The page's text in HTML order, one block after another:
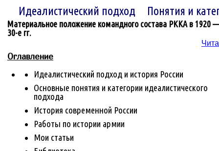
Идеалистический подход Понятия и
Материальное положение командного состава РККА в 1920 —
30-е гг.
Оглавление
Идеалистический подход и история России
Основные понятия и категории идеалистического
подхода
История современной России
Работы по истории армии
Мои статьи